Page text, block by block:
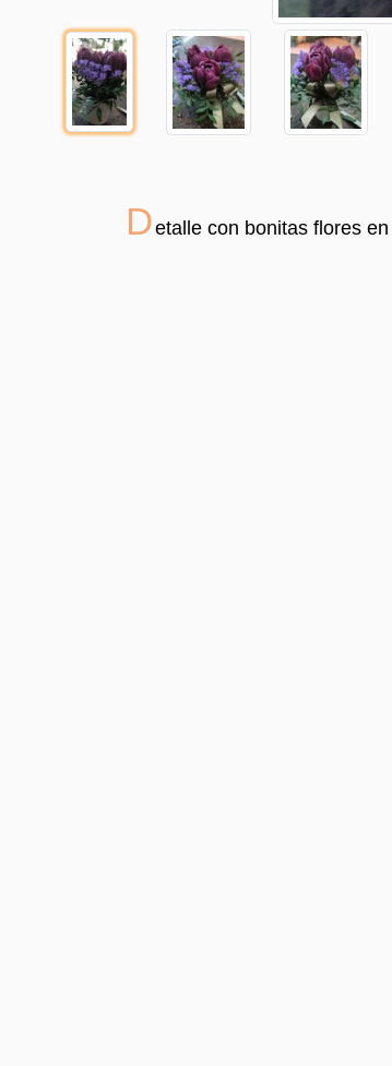
Detalle con bonitas flores